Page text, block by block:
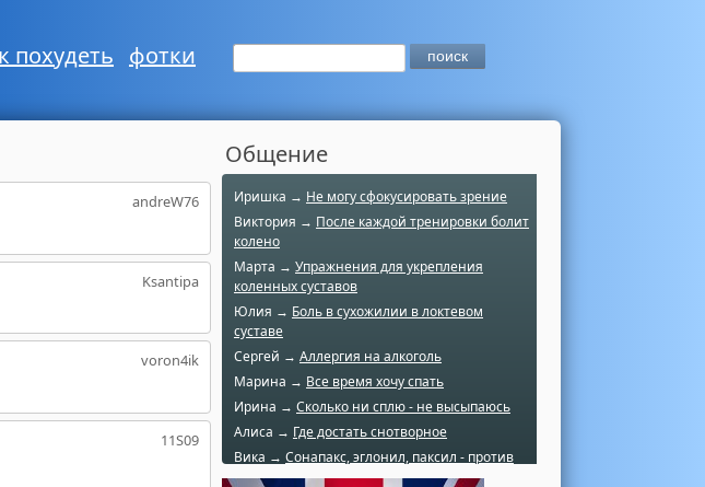
похудеть фотки
andreW76
Ksantipa
voron4ik
11S09
Общение
Иришка → Не могу сфокусировать зрение
Виктория → После каждой тренировки болит
колено
Марта → Упражнения для укрепления
коленных суставов
Юлия → Боль в сухожилии в локтевом
суставе
Сергей → Аллергия на алкоголь
Марина → Все время хочу спать
Ирина → Сколько ни сплю - не высыпаюсь
Алиса → Где достать снотворное
Вика → Сонапакс, эглонил, паксил - против
чего?